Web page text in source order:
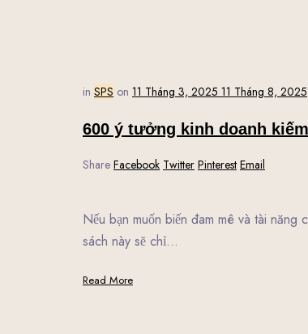
in SPS on 11 Tháng 3, 2025 11 Tháng 8, 2025
600 ý tưởng kinh doanh
Share Facebook Twitter Pinterest Email
Nếu bạn muốn biến đam mê và tài năng
sách này sẽ chỉ…
Read More